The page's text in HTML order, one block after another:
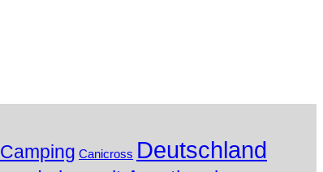
Camping Canicross Deutschland